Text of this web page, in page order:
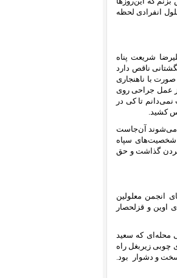
انفرادی لحظه
شریعت پناه
ناقص دارد
با ناهنجاری
عمل جراحی روی
تا کی در
می‌شوند آن‌جاست
شخصیت‌های سپاه
گردن گذاشت و حق
انجمن معلولین
اوین و قزلحصار
هم‌سلولی‌هایم در کمیته‌ی منطقه ۱۲ نازی‌آباد، یعنی محله‌ای که سعید
چوبی زیربغل راه
و دشوار
بود.